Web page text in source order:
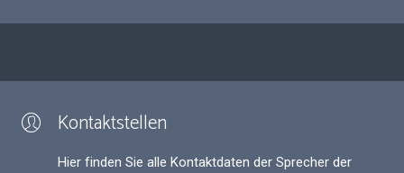
Kontaktstellen
Hier finden Sie alle Kontaktdaten der Sprecher der